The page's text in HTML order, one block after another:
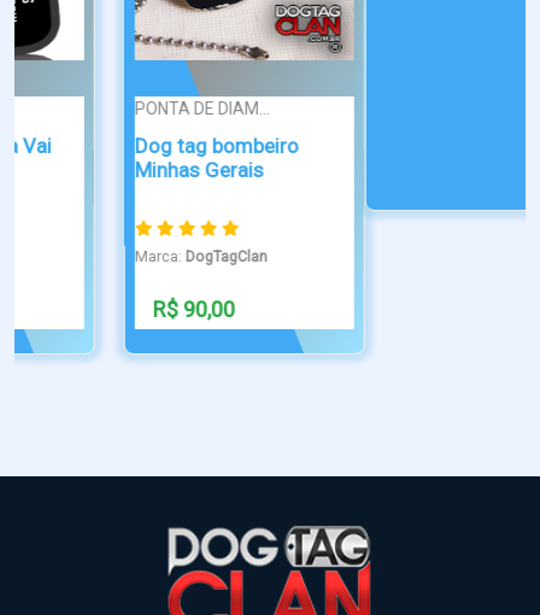
Canal de Comunicação
Receba nossas novidades por email.